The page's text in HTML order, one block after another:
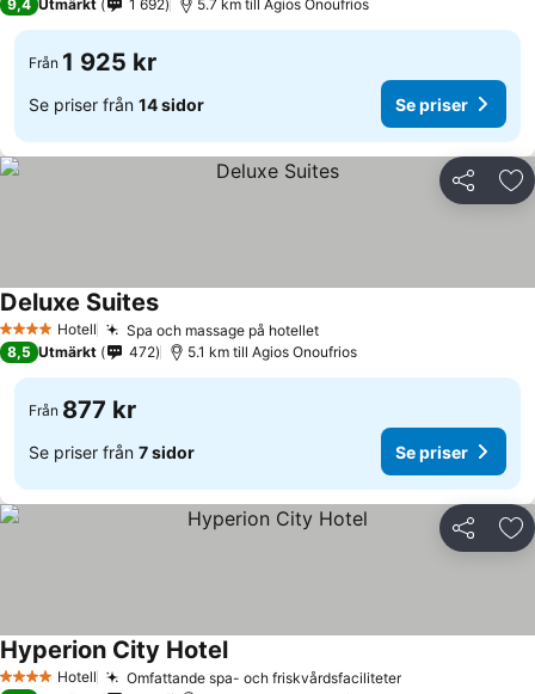
9,4 Utmärkt 1 692 5.7 km till Agios Onoufrios
Från 1 925 kr
Se priser från 14 sidor Se priser
Dela
4 StjärnorHotell Spa och massage på hotellet
Deluxe Suites
8,5 Utmärkt 472 5.1 km till Agios Onoufrios
Från 877 kr
Se priser från 7 sidor Se priser
Dela
4 StjärnorHotell Omfattande spa- och friskvårdsfaciliteter
Hyperion City Hotel